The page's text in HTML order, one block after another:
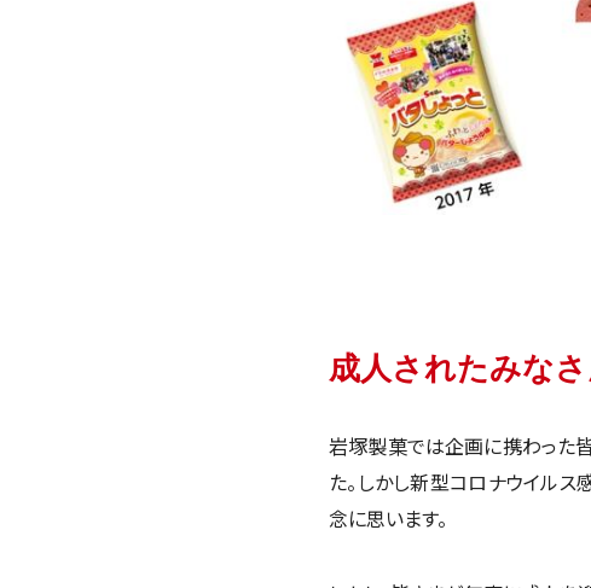
成人されたみな
岩塚製菓では企画に携わった皆
た。しかし新型コロナウイル
念に思います。